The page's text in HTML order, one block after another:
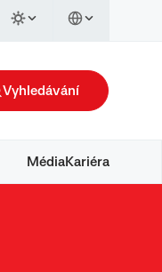
Vyhledávání
MédiaKariéra